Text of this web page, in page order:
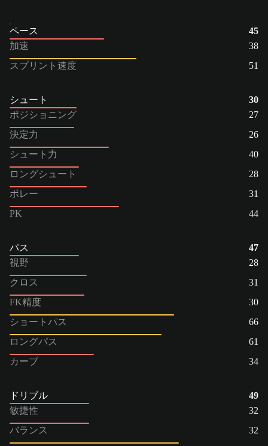
ペース
45
加速
38
スプリント速度
51
シュート
30
ポジショニング
27
決定力
26
シュート力
40
ロングシュート
28
ボレー
31
PK
44
パス
47
視野
28
クロス
31
FK精度
30
ショートパス
66
ロングパス
61
カーブ
34
ドリブル
49
敏捷性
32
バランス
32